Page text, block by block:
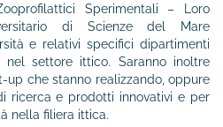
Sperimentali – Loro
di Scienze del Mare
e relativi specifici dipartimenti
settore ittico. Saranno inoltre
che stanno realizzando, oppure
ricerca e prodotti innovativi e per
nella filiera ittica.